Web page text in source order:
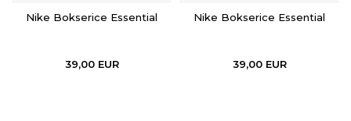
Nike Bokserice Essential
39,00 EUR
Nike Bokserice Essential
39,00 EUR